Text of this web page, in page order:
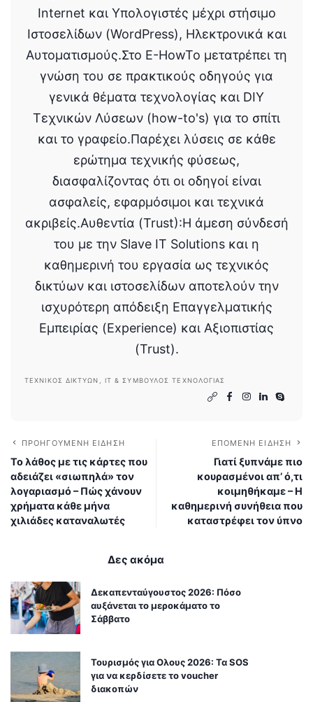
Internet και Υπολογιστές μέχρι στήσιμο
Ιστοσελίδων (WordPress), Ηλεκτρονικά και
Αυτοματισμούς.Στο E-HowTo μετατρέπει τη
γνώση του σε πρακτικούς οδηγούς για
γενικά θέματα τεχνολογίας και DIY
Τεχνικών Λύσεων (how-to's) για το σπίτι
και το γραφείο.Παρέχει λύσεις σε κάθε
ερώτημα τεχνικής φύσεως,
διασφαλίζοντας ότι οι οδηγοί είναι
ασφαλείς, εφαρμόσιμοι και τεχνικά
ακριβείς.Αυθεντία (Trust):Η άμεση σύνδεσή
του με την Slave IT Solutions και η
καθημερινή του εργασία ως τεχνικός
δικτύων και ιστοσελίδων αποτελούν την
ισχυρότερη απόδειξη Επαγγελματικής
Εμπειρίας (Experience) και Αξιοπιστίας
(Trust).
ΤΕΧΝΙΚΌΣ ΔΙΚΤΎΩΝ, IT & ΣΎΜΒΟΥΛΟΣ ΤΕΧΝΟΛΟΓΊΑΣ
ΠΡΟΗΓΟΎΜΕΝΗ ΕΊΔΗΣΗ
Το λάθος με τις κάρτες που
αδειάζει «σιωπηλά» τον
λογαριασμό – Πώς χάνουν
χρήματα κάθε μήνα
χιλιάδες καταναλωτές
ΕΠΌΜΕΝΗ ΕΊΔΗΣΗ
Γιατί ξυπνάμε πιο
κουρασμένοι απ’ ό,τι
κοιμηθήκαμε – Η
καθημερινή συνήθεια που
καταστρέφει τον ύπνο
Δες ακόμα
Δεκαπενταύγουστος 2026: Πόσο
αυξάνεται το μεροκάματο το
Σάββατο
Τουρισμός για Ολους 2026: Τα SOS
για να κερδίσετε το voucher
διακοπών